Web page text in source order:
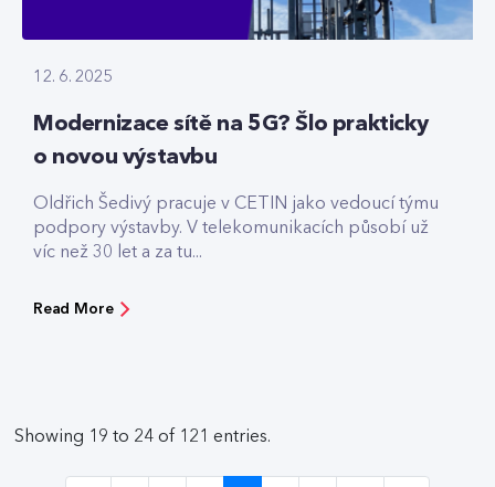
12. 6. 2025
Modernizace sítě na 5G? Šlo prakticky
o novou výstavbu
Oldřich Šedivý pracuje v CETIN jako vedoucí týmu
podpory výstavby. V telekomunikacích působí už
víc než 30 let a za tu...
Read More
Showing 19 to 24 of 121 entries.